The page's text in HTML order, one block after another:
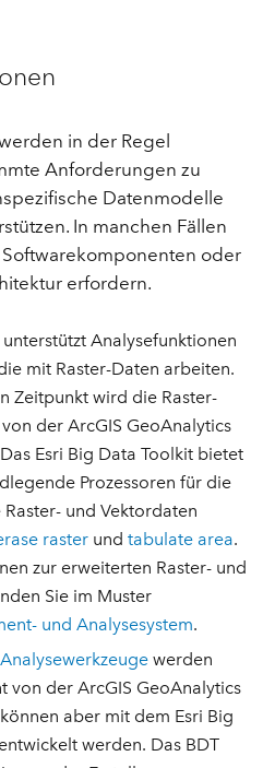
in der Regel
Anforderungen zu
Datenmodelle
In manchen Fällen
oder
erfordern.
unterstützt Analysefunktionen
mit Raster-Daten arbeiten.
Zeitpunkt wird die Raster-
der ArcGIS GeoAnalytics
Esri Big Data Toolkit bietet
Prozessoren für die
Raster- und Vektordaten
raster undtabulate area.
zur erweiterten Raster- und
Sie im Muster
und Analysesystem.
werden
von der ArcGIS GeoAnalytics
aber mit dem Esri Big
werden. Das BDT